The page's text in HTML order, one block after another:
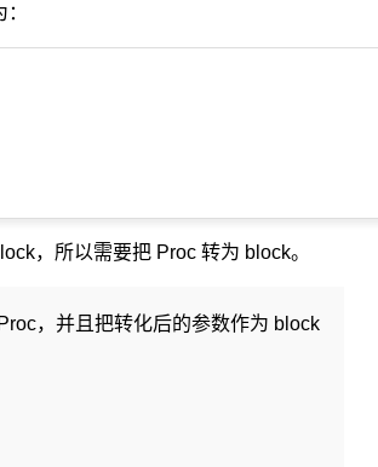
，所以需要把 Proc 转为 block。
，并且把转化后的参数作为 block